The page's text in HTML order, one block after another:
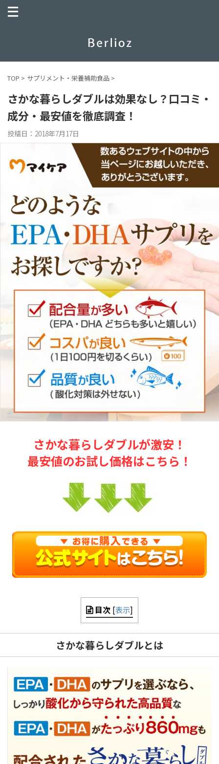
TOP > サプリメント・栄養補助食品 >
さかな暮らしダブルは効果なし？口コミ・
成分・最安値を徹底調査！
投稿日： 2018年7月17日
さかな暮らしダブルが激安！
最安値のお試し価格はこちら！
目次 [表示]
さかな暮らしダブルとは